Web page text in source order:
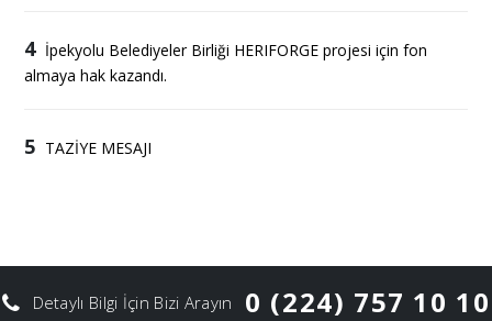
4 İpekyolu Belediyeler Birliği HERIFORGE projesi için fon
almaya hak kazandı.
5 TAZİYE MESAJI
Detaylı Bilgi İçin Bizi Arayın 0 (224) 757 10 10